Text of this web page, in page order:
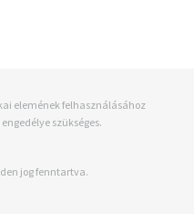
elemének felhasználásához
szükséges.
jog fenntartva.